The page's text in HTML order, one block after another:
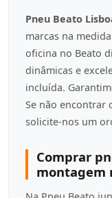
Pneu Beato
marcas na medida
oficina no Beato
dinâmicas e
incluída.
Se não encontrar
solicite-nos um
Comprar
montagem